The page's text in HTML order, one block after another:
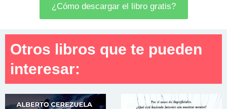
¿Cómo descargar el libro gratis?
Otros libros que te pueden
interesar: